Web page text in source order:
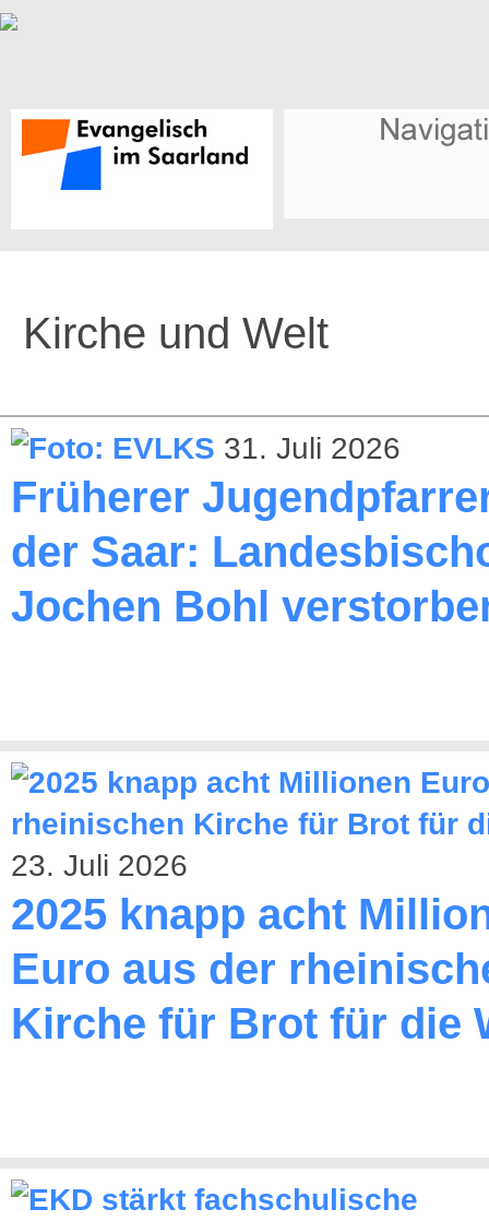
Kirche und Welt
31. Juli 2026
Früherer
der Saar:
Jochen Bohl
23. Juli 2026
2025 knapp acht
Euro aus der
Kirche für Brot für die